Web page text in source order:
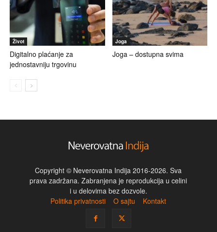
Život
Digitalno plaćanje za
jednostavniju trgovinu
Joga
Joga – dostupna svima
Copyright © Neverovatna Indija 2016-2026. Sva
prava zadržana. Zabranjena je reprodukcija u celini
i u delovima bez dozvole.
Politika privatnosti
O sajtu Kontakt